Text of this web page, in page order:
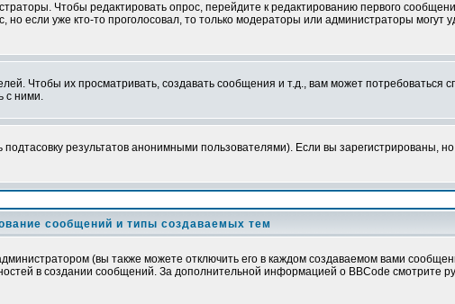
Чтобы редактировать опрос, перейдите к редактированию первого
но если уже кто-то проголосовал, то только модераторы или администраторы могут
Чтобы их просматривать, создавать сообщения и т.д., вам может потребоваться
с ними.
результатов анонимными пользователями). Если вы зарегистрированы,
сообщений и типы создаваемых тем
(вы также можете отключить его в каждом создаваемом вами
в создании сообщений. За дополнительной информацией о BBCode смотрите